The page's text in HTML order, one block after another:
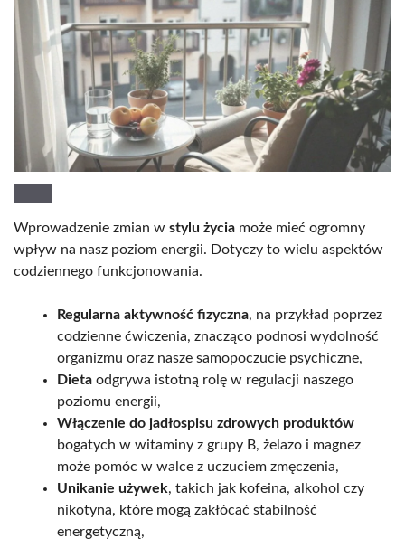
Wprowadzenie zmian w stylu życia może mieć ogromny
wpływ na nasz poziom energii. Dotyczy to wielu aspektów
codziennego funkcjonowania.
Regularna aktywność fizyczna, na przykład poprzez
codzienne ćwiczenia, znacząco podnosi wydolność
organizmu oraz nasze samopoczucie psychiczne,
Dieta odgrywa istotną rolę w regulacji naszego
poziomu energii,
Włączenie do jadłospisu zdrowych produktów
bogatych w witaminy z grupy B, żelazo i magnez
może pomóc w walce z uczuciem zmęczenia,
Unikanie używek, takich jak kofeina, alkohol czy
nikotyna, które mogą zakłócać stabilność
energetyczną,